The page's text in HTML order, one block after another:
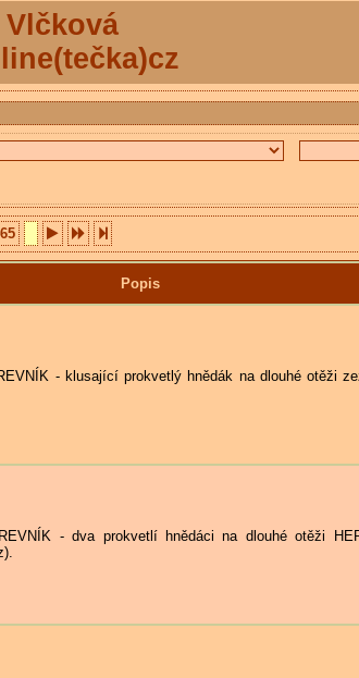
Popis
- klusající prokvetlý hnědák na dlouhé otěži
- dva prokvetlí hnědáci na dlouhé otěži